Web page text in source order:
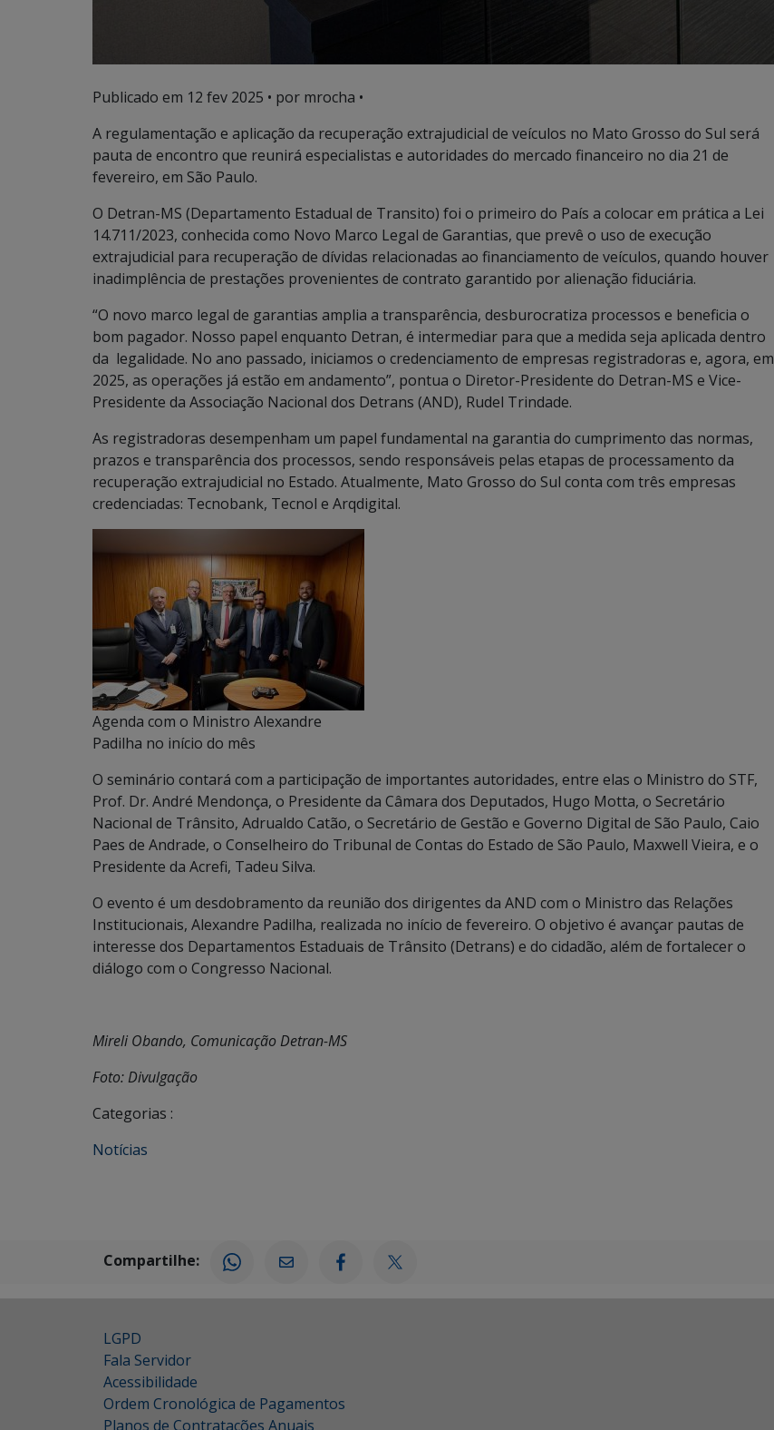
Publicado em 12 fev 2025 • por mrocha •
A regulamentação e aplicação da recuperação extrajudicial de veículos no Mato Grosso do Sul será
pauta de encontro que reunirá especialistas e autoridades do mercado financeiro no dia 21 de
fevereiro, em São Paulo.
O Detran-MS (Departamento Estadual de Transito) foi o primeiro do País a colocar em prática a Lei
14.711/2023, conhecida como Novo Marco Legal de Garantias, que prevê o uso de execução
extrajudicial para recuperação de dívidas relacionadas ao financiamento de veículos, quando houver
inadimplência de prestações provenientes de contrato garantido por alienação fiduciária.
“O novo marco legal de garantias amplia a transparência, desburocratiza processos e beneficia o
bom pagador. Nosso papel enquanto Detran, é intermediar para que a medida seja aplicada dentro
da legalidade. No ano passado, iniciamos o credenciamento de empresas registradoras e, agora, em
2025, as operações já estão em andamento”, pontua o Diretor-Presidente do Detran-MS e Vice-
Presidente da Associação Nacional dos Detrans (AND), Rudel Trindade.
As registradoras desempenham um papel fundamental na garantia do cumprimento das normas,
prazos e transparência dos processos, sendo responsáveis pelas etapas de processamento da
recuperação extrajudicial no Estado. Atualmente, Mato Grosso do Sul conta com três empresas
credenciadas: Tecnobank, Tecnol e Arqdigital.
Agenda com o Ministro Alexandre
Padilha no início do mês
O seminário contará com a participação de importantes autoridades, entre elas o Ministro do STF,
Prof. Dr. André Mendonça, o Presidente da Câmara dos Deputados, Hugo Motta, o Secretário
Nacional de Trânsito, Adrualdo Catão, o Secretário de Gestão e Governo Digital de São Paulo, Caio
Paes de Andrade, o Conselheiro do Tribunal de Contas do Estado de São Paulo, Maxwell Vieira, e o
Presidente da Acrefi, Tadeu Silva.
O evento é um desdobramento da reunião dos dirigentes da AND com o Ministro das Relações
Institucionais, Alexandre Padilha, realizada no início de fevereiro. O objetivo é avançar pautas de
interesse dos Departamentos Estaduais de Trânsito (Detrans) e do cidadão, além de fortalecer o
diálogo com o Congresso Nacional.
Mireli Obando, Comunicação Detran-MS
Foto: Divulgação
Categorias :
Notícias
Compartilhe:
LGPD
Fala Servidor
Acessibilidade
Ordem Cronológica de Pagamentos
Planos de Contratações Anuais